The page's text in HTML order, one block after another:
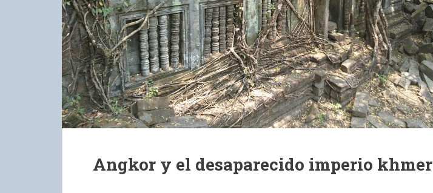
Angkor y el desaparecido imperio khmer